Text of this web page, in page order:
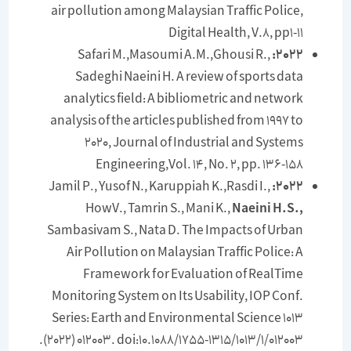
air pollution among Malaysian Traffic Police,
Digital Health, V.8, pp1-11
2022:
Safari M.,Masoumi A.M.,Ghousi R.,
Sadeghi Naeini H. A review of sports data
analytics field: A bibliometric and network
analysis of the articles published from 1997 to
2020, Journal of Industrial and Systems
Engineering,Vol. 14, No. 2, pp. 136-158
2022:
Jamil P., Yusof N., Karuppiah K.,Rasdi I.,
HowV., Tamrin S., Mani K.,Naeini H.S.,
Sambasivam S., Nata D. The Impacts of Urban
Air Pollution on Malaysian Traffic Police: A
Framework for Evaluation of RealTime
Monitoring System on Its Usability, IOP Conf.
Series: Earth and Environmental Science 1013
(2022) 012003. doi:10.1088/1755-1315/1013/1/012003.